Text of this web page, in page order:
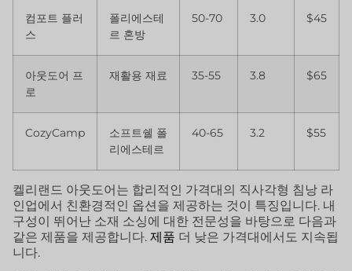
컴포트 플러
스
폴리에스테
르 혼방
50-70 3.0 $45
아웃도어 프
로
재활용 재료 35-55 3.8 $65
CozyCamp
소프트쉘 폴
리에스테르
40-65 3.2 $55
켈리랜드 아웃도어는 합리적인 가격대의 직사각형 침낭 라
인업에서 친환경적인 옵션을 제공하는 것이 특징입니다. 내
구성이 뛰어난 소재 소싱에 대한 전문성을 바탕으로 다음과
같은 제품을 제공합니다. 제품 더 낮은 가격대에서도 지속됩
니다.